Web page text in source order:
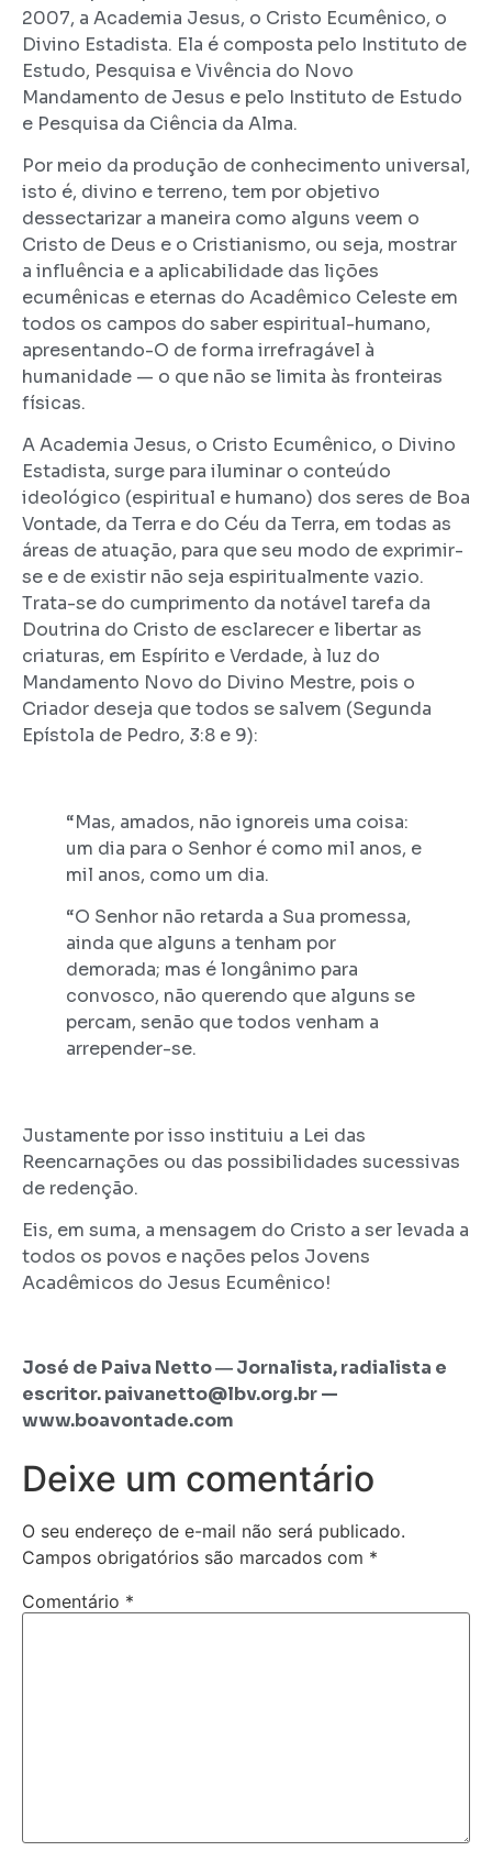
2007, a Academia Jesus, o Cristo Ecumênico, o
Divino Estadista. Ela é composta pelo Instituto de
Estudo, Pesquisa e Vivência do Novo
Mandamento de Jesus e pelo Instituto de Estudo
e Pesquisa da Ciência da Alma.
Por meio da produção de conhecimento universal,
isto é, divino e terreno, tem por objetivo
dessectarizar a maneira como alguns veem o
Cristo de Deus e o Cristianismo, ou seja, mostrar
a influência e a aplicabilidade das lições
ecumênicas e eternas do Acadêmico Celeste em
todos os campos do saber espiritual-humano,
apresentando-O de forma irrefragável à
humanidade — o que não se limita às fronteiras
físicas.
A Academia Jesus, o Cristo Ecumênico, o Divino
Estadista, surge para iluminar o conteúdo
ideológico (espiritual e humano) dos seres de Boa
Vontade, da Terra e do Céu da Terra, em todas as
áreas de atuação, para que seu modo de exprimir-
se e de existir não seja espiritualmente vazio.
Trata-se do cumprimento da notável tarefa da
Doutrina do Cristo de esclarecer e libertar as
criaturas, em Espírito e Verdade, à luz do
Mandamento Novo do Divino Mestre, pois o
Criador deseja que todos se salvem (Segunda
Epístola de Pedro, 3:8 e 9):
“Mas, amados, não ignoreis uma coisa:
um dia para o Senhor é como mil anos, e
mil anos, como um dia.
“O Senhor não retarda a Sua promessa,
ainda que alguns a tenham por
demorada; mas é longânimo para
convosco, não querendo que alguns se
percam, senão que todos venham a
arrepender-se.
Justamente por isso instituiu a Lei das
Reencarnações ou das possibilidades sucessivas
de redenção.
Eis, em suma, a mensagem do Cristo a ser levada a
todos os povos e nações pelos Jovens
Acadêmicos do Jesus Ecumênico!
José de Paiva Netto ― Jornalista, radialista e
escritor. paivanetto@lbv.org.br —
www.boavontade.com
Deixe um comentário
O seu endereço de e-mail não será publicado.
Campos obrigatórios são marcados com *
Comentário *